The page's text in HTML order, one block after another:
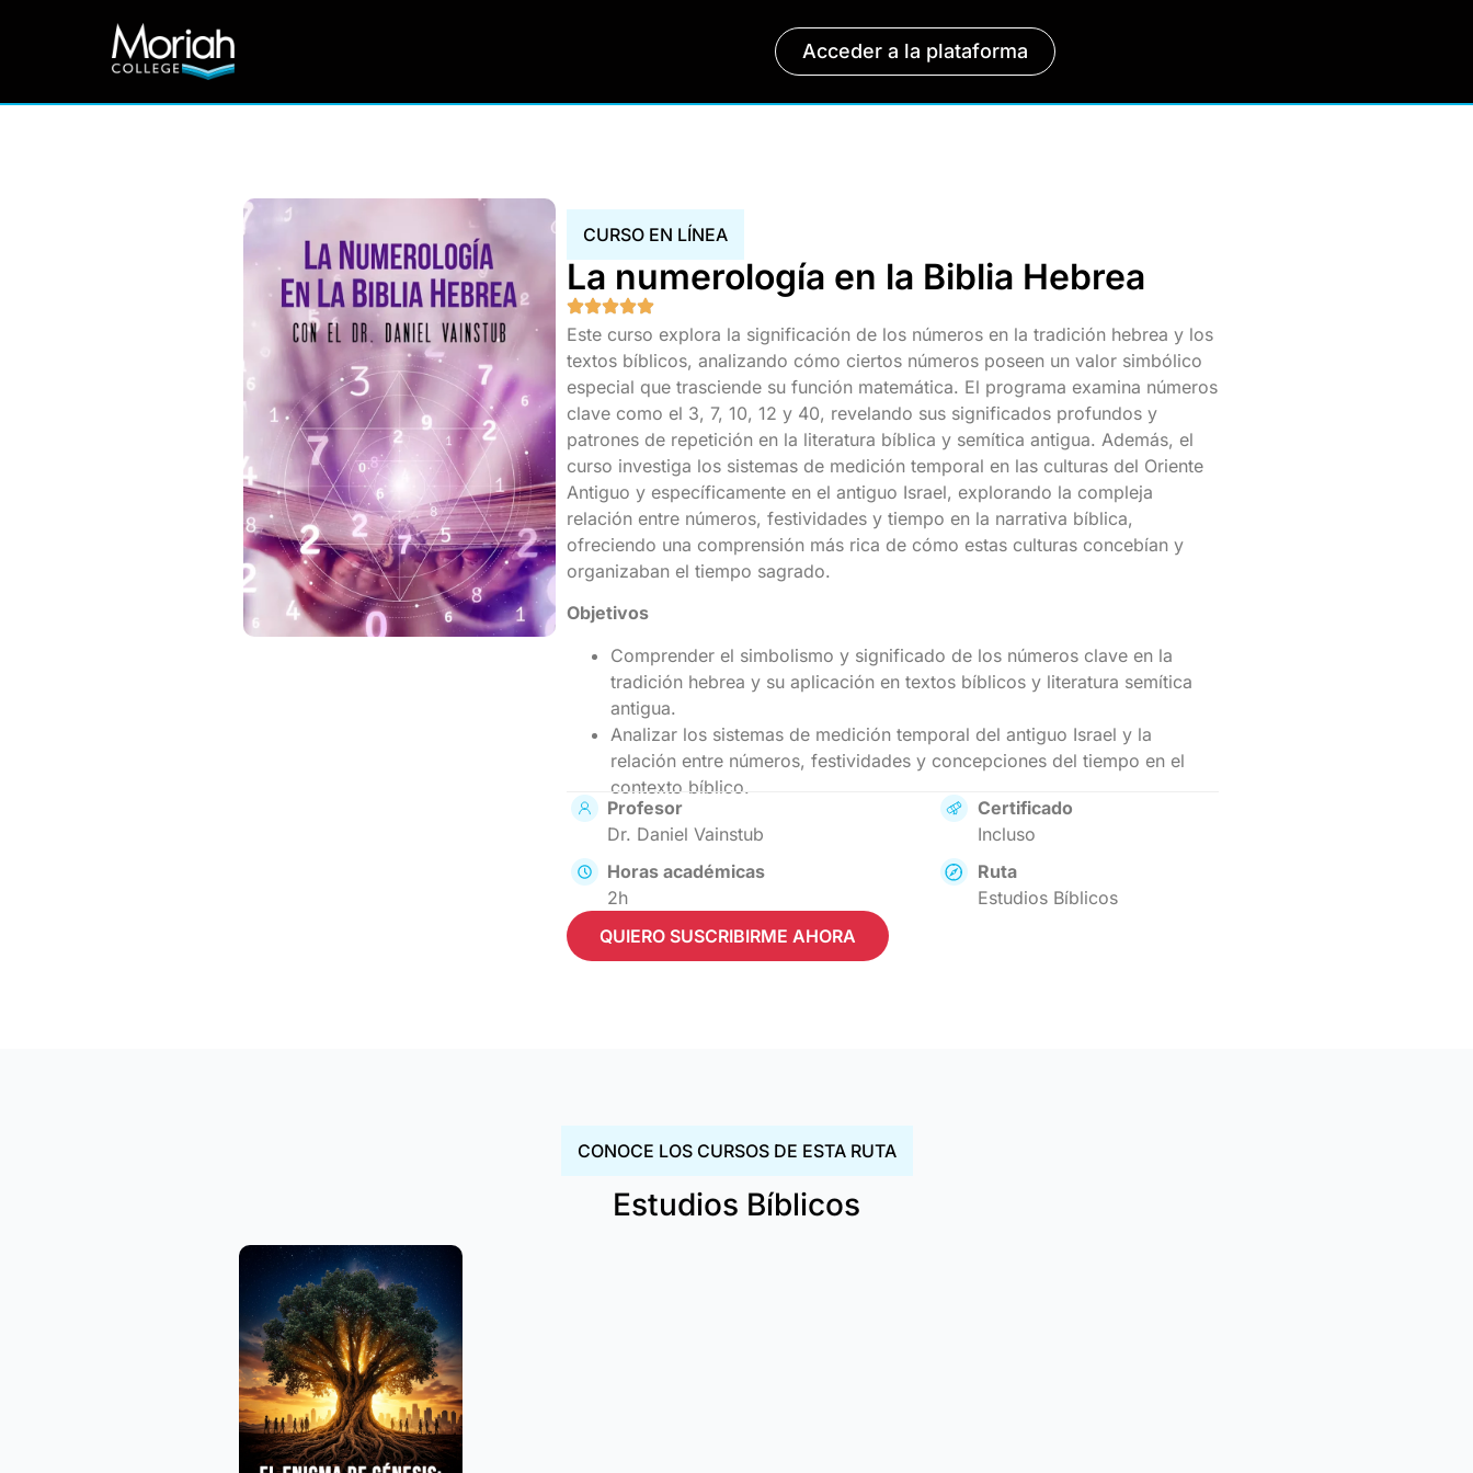
Acceder a la plataforma
CURSO EN LÍNEA
La numerología en la Biblia Hebrea
Este curso explora la significación de los números en la tradición hebrea y los
textos bíblicos, analizando cómo ciertos números poseen un valor simbólico
especial que trasciende su función matemática. El programa examina números
clave como el 3, 7, 10, 12 y 40, revelando sus significados profundos y
patrones de repetición en la literatura bíblica y semítica antigua. Además, el
curso investiga los sistemas de medición temporal en las culturas del Oriente
Antiguo y específicamente en el antiguo Israel, explorando la compleja
relación entre números, festividades y tiempo en la narrativa bíblica,
ofreciendo una comprensión más rica de cómo estas culturas concebían y
organizaban el tiempo sagrado.
Objetivos
Comprender el simbolismo y significado de los números clave en la
tradición hebrea y su aplicación en textos bíblicos y literatura semítica
antigua.
Analizar los sistemas de medición temporal del antiguo Israel y la
relación entre números, festividades y concepciones del tiempo en el
contexto bíblico.
Profesor
Dr. Daniel Vainstub
Horas académicas
2h
Certificado
Incluso
Ruta
Estudios Bíblicos
QUIERO SUSCRIBIRME AHORA
CONOCE LOS CURSOS DE ESTA RUTA
Estudios Bíblicos